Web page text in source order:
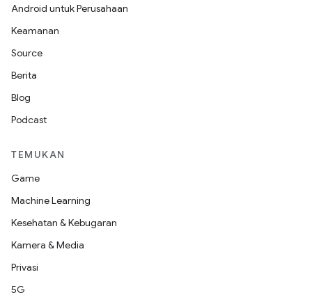
Android untuk Perusahaan
Keamanan
Source
Berita
Blog
Podcast
TEMUKAN
Game
Machine Learning
Kesehatan & Kebugaran
Kamera & Media
Privasi
5G